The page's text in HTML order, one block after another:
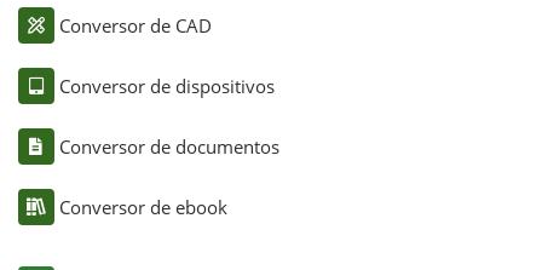
Conversor de CAD
Conversor de dispositivos
Conversor de documentos
Conversor de ebook